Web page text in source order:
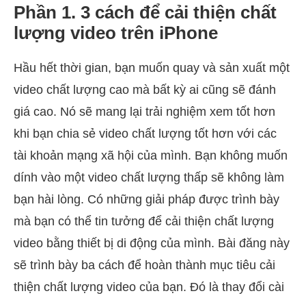
Phần 1. 3 cách để cải thiện chất
lượng video trên iPhone
Hầu hết thời gian, bạn muốn quay và sản xuất một
video chất lượng cao mà bất kỳ ai cũng sẽ đánh
giá cao. Nó sẽ mang lại trải nghiệm xem tốt hơn
khi bạn chia sẻ video chất lượng tốt hơn với các
tài khoản mạng xã hội của mình. Bạn không muốn
dính vào một video chất lượng thấp sẽ không làm
bạn hài lòng. Có những giải pháp được trình bày
mà bạn có thể tin tưởng để cải thiện chất lượng
video bằng thiết bị di động của mình. Bài đăng này
sẽ trình bày ba cách để hoàn thành mục tiêu cải
thiện chất lượng video của bạn. Đó là thay đổi cài